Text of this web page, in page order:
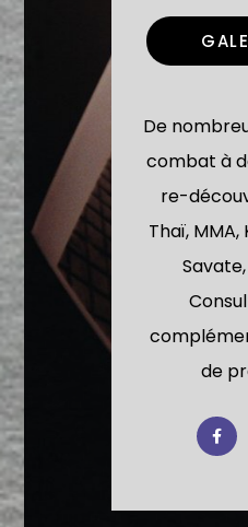
De
combat à
re-
Thaï, MMA,
de